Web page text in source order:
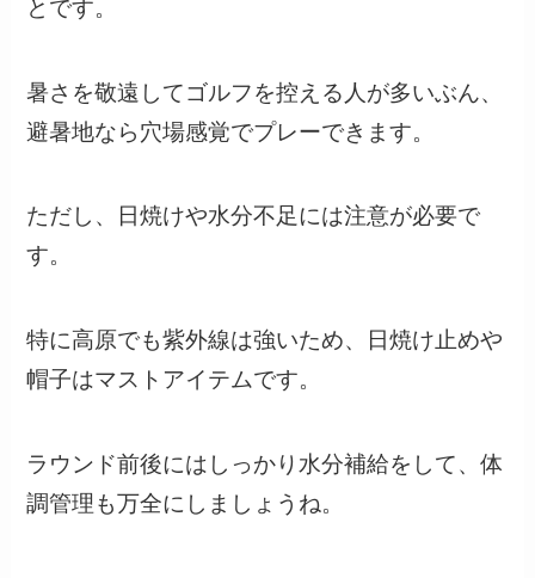
とです。
暑さを敬遠してゴルフを控える人が多いぶん、
避暑地なら穴場感覚でプレーできます。
ただし、日焼けや水分不足には注意が必要で
す。
特に高原でも紫外線は強いため、日焼け止めや
帽子はマストアイテムです。
ラウンド前後にはしっかり水分補給をして、体
調管理も万全にしましょうね。